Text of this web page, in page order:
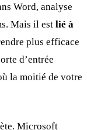
Word, analyse
Mais il est lié à
plus efficace
d’entrée
la moitié de votre
Microsoft